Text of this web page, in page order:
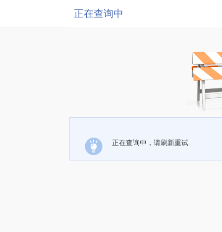
正在查询中
正在查询中，请刷新重试